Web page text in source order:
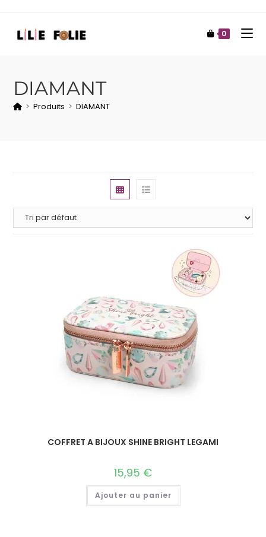
0
DIAMANT
> Produits > DIAMANT
COFFRET A BIJOUX SHINE BRIGHT LEGAMI
15,95 €
Ajouter au panier